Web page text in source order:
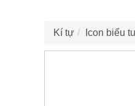
Kí tự Icon biểu